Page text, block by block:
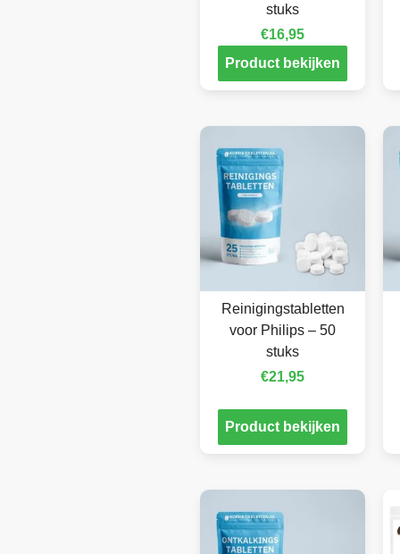
stuks
€16,95
Product bekijken
Reinigingstabletten
voor Philips – 50
stuks
€21,95
Product bekijken